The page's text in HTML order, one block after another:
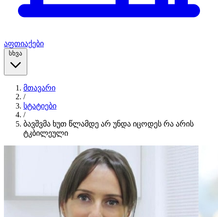
აფთიაქები
სხვა
მთავარი
/
სტატიები
/
ბავშვმა ხუთ წლამდე არ უნდა იცოდეს რა არის
ტკბილეული